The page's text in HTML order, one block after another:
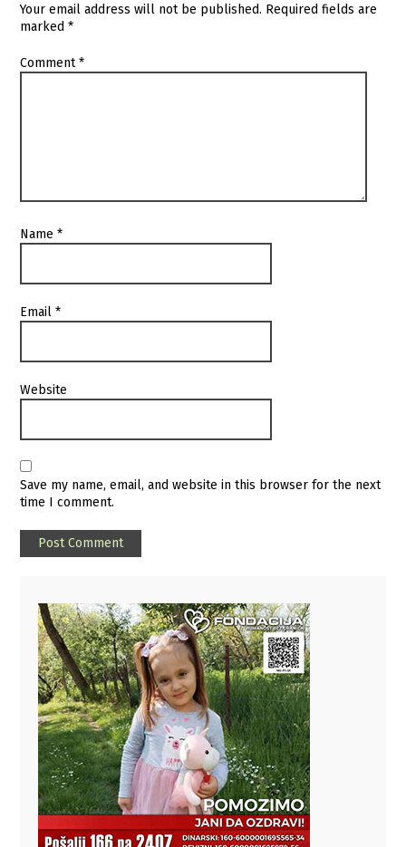
Your email address will not be published. Required fields are
marked*
Comment*
Name*
Email*
Website
Save my name, email, and website in this browser for the next
time I comment.